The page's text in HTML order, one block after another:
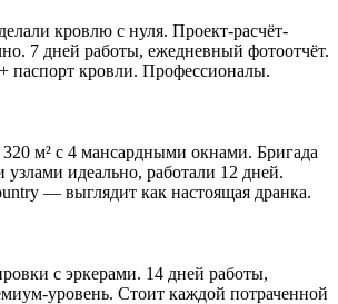
кровлю с нуля. Проект-расчёт-
7 дней работы, ежедневный фотоотчёт.
паспорт кровли. Профессионалы.
м² с 4 мансардными окнами. Бригада
узлами идеально, работали 12 дней.
— выглядит как настоящая дранка.
с эркерами. 14 дней работы,
уровень. Стоит каждой потраченной